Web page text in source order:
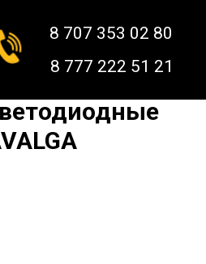
707 353 02 80
777 222 51 21